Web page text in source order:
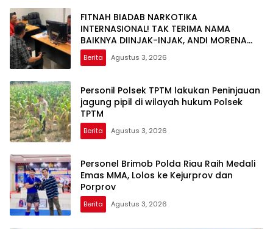
FITNAH BIADAB NARKOTIKA
INTERNASIONAL! TAK TERIMA NAMA
BAIKNYA DIINJAK-INJAK, ANDI MORENA
DECLARE WAR: SIAP Bantai DAN SERET
AKUN PEMBUNUH KARAKTER KE PENJARA
Berita Agustus 3, 2026
Personil Polsek TPTM lakukan Peninjauan
jagung pipil di wilayah hukum Polsek
TPTM
Berita Agustus 3, 2026
Personel Brimob Polda Riau Raih Medali
Emas MMA, Lolos ke Kejurprov dan
Porprov
Berita Agustus 3, 2026